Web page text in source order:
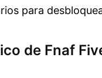
para
de Fnaf